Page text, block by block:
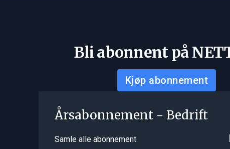
Bli abonnent på
Kjøp abonnement
Årsabonnement - Bedrift
Samle alle abonnement